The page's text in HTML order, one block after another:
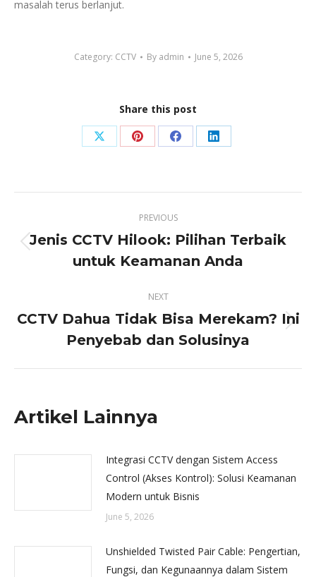
masalah terus berlanjut.
Category: CCTV By admin June 5, 2026
Share this post
Share
X
Share
Pinterest
Share
Facebook
Share
LinkedIn
navigation
PREVIOUS
Previous
post:
Jenis CCTV Hilook: Pilihan Terbaik
untuk Keamanan Anda
NEXT
Next
post:
CCTV Dahua Tidak Bisa Merekam? Ini
Penyebab dan Solusinya
Artikel Lainnya
Integrasi CCTV dengan Sistem Access
Control (Akses Kontrol): Solusi Keamanan
Modern untuk Bisnis
June 5, 2026
Unshielded Twisted Pair Cable: Pengertian,
Fungsi, dan Kegunaannya dalam Sistem